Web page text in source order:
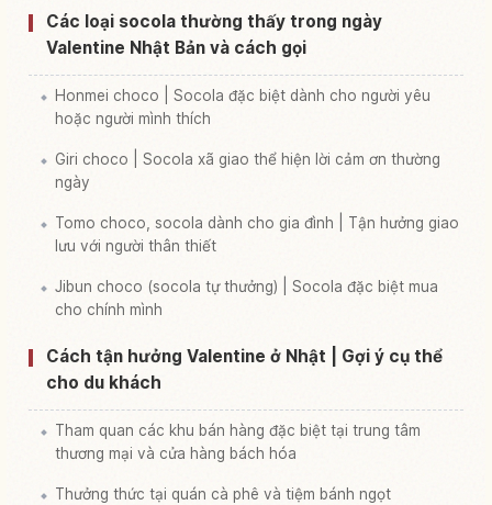
Các loại socola thường thấy trong ngày
Valentine Nhật Bản và cách gọi
Honmei choco | Socola đặc biệt dành cho người yêu
hoặc người mình thích
Giri choco | Socola xã giao thể hiện lời cảm ơn thường
ngày
Tomo choco, socola dành cho gia đình | Tận hưởng giao
lưu với người thân thiết
Jibun choco (socola tự thưởng) | Socola đặc biệt mua
cho chính mình
Cách tận hưởng Valentine ở Nhật | Gợi ý cụ thể
cho du khách
Tham quan các khu bán hàng đặc biệt tại trung tâm
thương mại và cửa hàng bách hóa
Thưởng thức tại quán cà phê và tiệm bánh ngọt